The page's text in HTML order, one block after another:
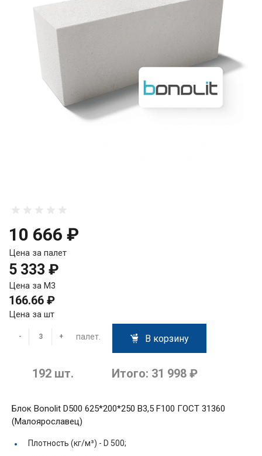
10 666 ₽
Цена за палет
5 333 ₽
Цена за М3
166.66 ₽
Цена за шт
- + палет. В корзину
192 шт. Итого: 31 998 ₽
Блок Bonolit D500 625*200*250 B3,5 F100 ГОСТ 31360
(Малоярославец)
Плотность (кг/м³) - D 500;